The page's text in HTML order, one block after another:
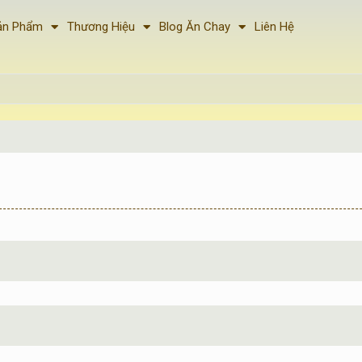
Phẩm Thương Hiệu Blog Ăn Chay Liên Hệ